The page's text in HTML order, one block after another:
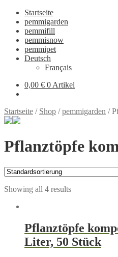
Startseite
pemmigarden
pemmifill
pemmisnow
pemmipet
Deutsch
Français
0,00 € 0 Artikel
Startseite / Shop /pemmigarden /
Pflanztöpfe
Showing all 4 results
Pflanztöpfe
Liter, 50 Stück